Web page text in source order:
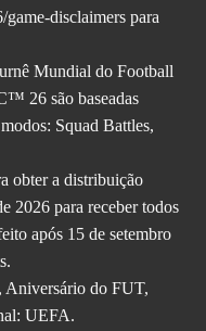
/game-disclaimers para
Mundial do Football
26 são baseadas
Squad Battles,
obter a distribuição
2026 para receber todos
após 15 de setembro
Aniversário do FUT,
UEFA.